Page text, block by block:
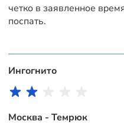
четко в заявленное
поспать.
Ингогнито
Москва - Темрюк